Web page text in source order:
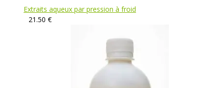
Extraits aqueux par pression à froid
21.50 €